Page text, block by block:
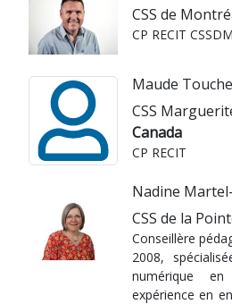
CSS de
CP RECIT CSSDM
Maude
CSS
Canada
CP RECIT
Nadine
CSS de la
Conseillère
2008,
numérique
expérience en